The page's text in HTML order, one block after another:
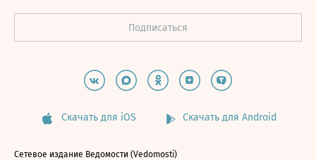
Скачать для iOS Скачать для Android
Сетевое издание Ведомости (Vedomosti)